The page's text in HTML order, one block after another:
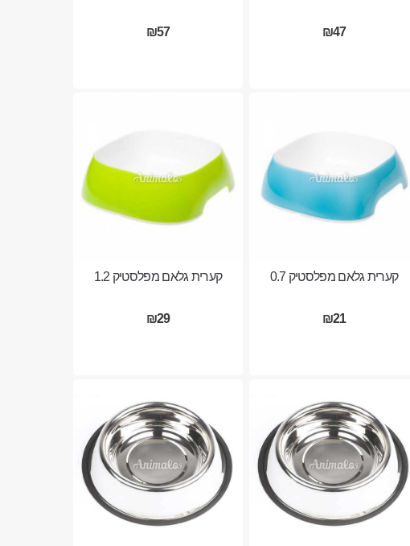
₪47
₪57
קערית גלאם מפלסטיק 0.7
₪21
קערית גלאם מפלסטיק 1.2
₪29